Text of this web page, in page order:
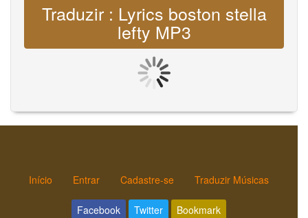
Traduzir : Lyrics boston stella
lefty MP3
Início Entrar Cadastre-se Traduzir Músicas
Facebook Twitter Bookmark